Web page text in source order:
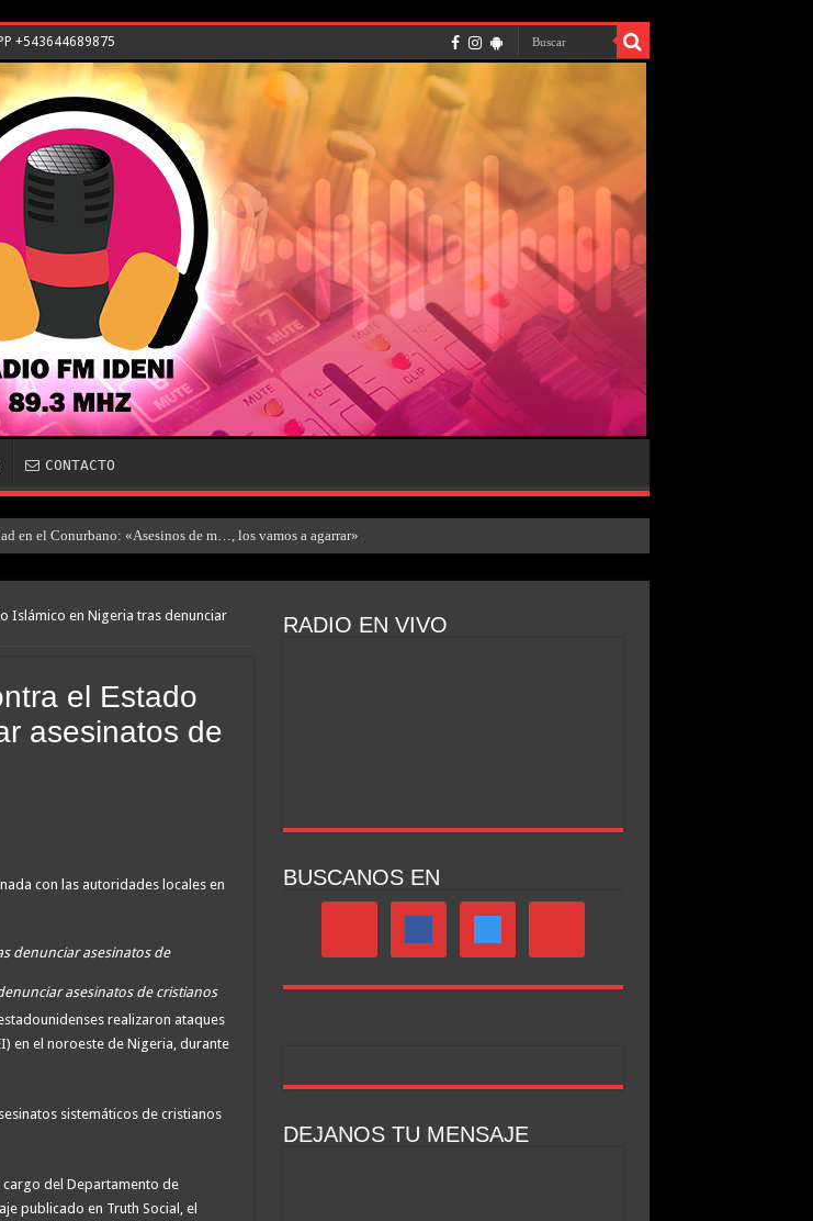
+543644689875
CONTACTO
en el Conurbano: «Asesinos de m…, los vamos a agarrar»
Islámico en Nigeria tras denunciar
el Estado
asesinatos de
con las autoridades locales en
asesinatos de cristianos
realizaron ataques
en el noroeste de Nigeria, durante
sistemáticos de cristianos
cargo del Departamento de
publicado en Truth Social, el
RADIO EN VIVO
BUSCANOS EN
DEJANOS TU MENSAJE